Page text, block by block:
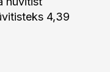
4,39